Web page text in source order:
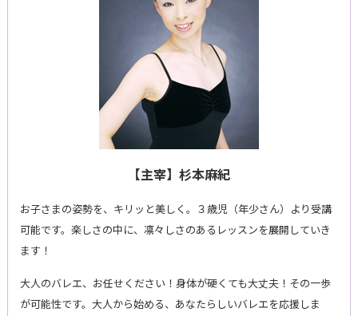
【主宰】杉本麻紀
お子さまの姿勢を、キリッと美しく。３歳児（年少さん）より受講
可能です。楽しさの中に、凛々しさのあるレッスンを展開していき
ます！
大人のバレエ、お任せください！身体が硬くても大丈夫！その一歩
が可能性です。大人から始める、あなたらしいバレエを応援しま